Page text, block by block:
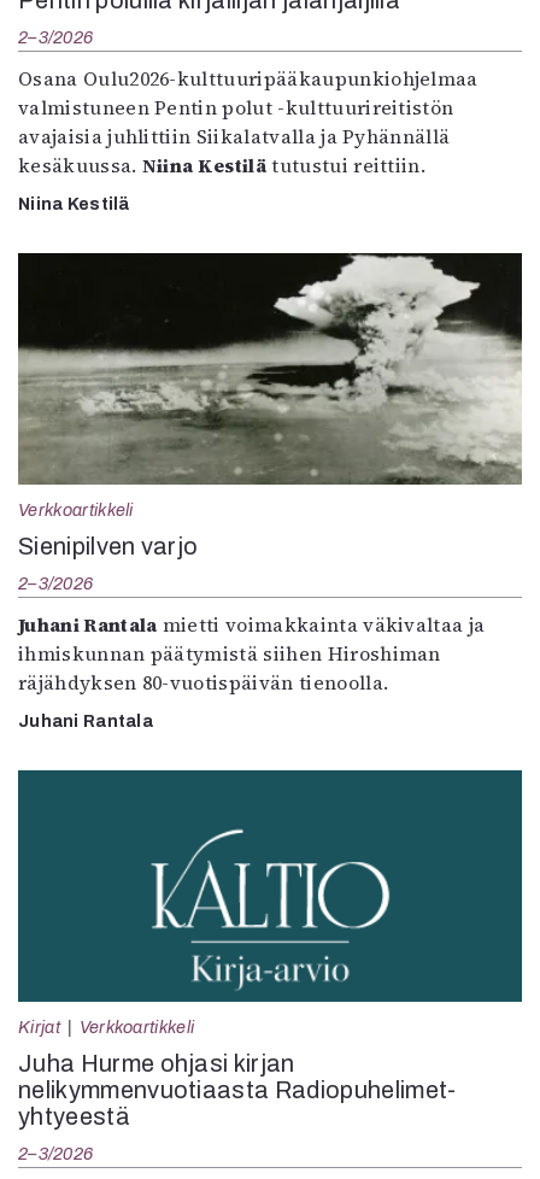
2–3/2026
Osana Oulu2026-kulttuuripääkaupunkiohjelmaa
valmistuneen Pentin polut -kulttuurireitistön
avajaisia juhlittiin Siikalatvalla ja Pyhännällä
kesäkuussa. Niina Kestilätutustui reittiin.
Niina Kestilä
Verkkoartikkeli
Sienipilven varjo
2–3/2026
Juhani Rantala mietti voimakkainta väkivaltaa ja
ihmiskunnan päätymistä siihen Hiroshiman
räjähdyksen 80-vuotispäivän tienoolla.
Juhani Rantala
Kirjat Verkkoartikkeli
Juha Hurme ohjasi kirjan
nelikymmenvuotiaasta Radiopuhelimet-
yhtyeestä
2–3/2026